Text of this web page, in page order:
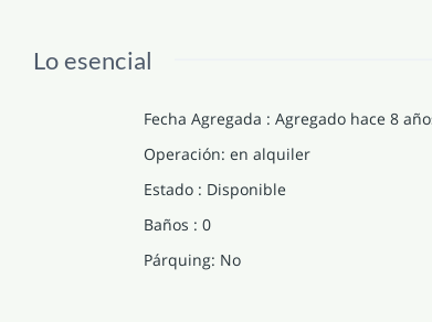
Lo esencial
Fecha Agregada : Agregado hace 8
Operación: en alquiler
Estado : Disponible
Baños : 0
Párquing: No